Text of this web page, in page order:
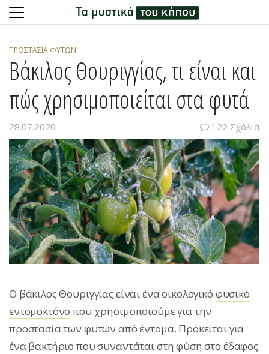
content
ΠΡΟΣΤΑΣΊΑ ΦΥΤΏΝ
Βάκιλος Θουριγγίας, τι είναι και
πώς χρησιμοποιείται στα φυτά
28.07.2020 122 Σχόλια
Ο βάκιλος Θουριγγίας είναι ένα οικολογικό φυσικό
εντομοκτόνο που χρησιμοποιούμε για την
προστασία των φυτών από έντομα. Πρόκειται για
ένα βακτήριο που συναντάται στη φύση στο έδαφος